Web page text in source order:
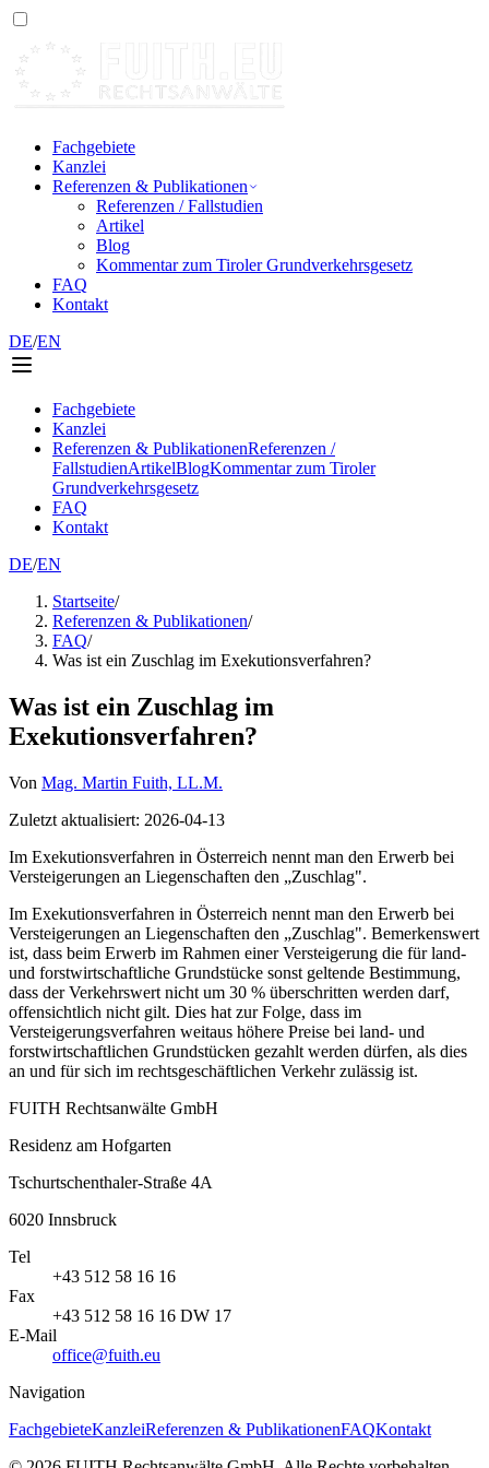
Fachgebiete
Kanzlei
Referenzen & Publikationen
Referenzen / Fallstudien
Artikel
Blog
Kommentar zum Tiroler Grundverkehrsgesetz
FAQ
Kontakt
DE/EN
Fachgebiete
Kanzlei
Referenzen & PublikationenReferenzen /
FallstudienArtikelBlogKommentar zum Tiroler
Grundverkehrsgesetz
FAQ
Kontakt
DE/EN
Startseite/
Referenzen & Publikationen/
FAQ/
Was ist ein Zuschlag im Exekutionsverfahren?
Was ist ein Zuschlag im
Exekutionsverfahren?
Von Mag. Martin Fuith, LL.M.
Zuletzt aktualisiert: 2026-04-13
Im Exekutionsverfahren in Österreich nennt man den Erwerb bei
Versteigerungen an Liegenschaften den „Zuschlag".
Im Exekutionsverfahren in Österreich nennt man den Erwerb bei
Versteigerungen an Liegenschaften den „Zuschlag". Bemerkenswert
ist, dass beim Erwerb im Rahmen einer Versteigerung die für land-
und forstwirtschaftliche Grundstücke sonst geltende Bestimmung,
dass der Verkehrswert nicht um 30 % überschritten werden darf,
offensichtlich nicht gilt. Dies hat zur Folge, dass im
Versteigerungsverfahren weitaus höhere Preise bei land- und
forstwirtschaftlichen Grundstücken gezahlt werden dürfen, als dies
an und für sich im rechtsgeschäftlichen Verkehr zulässig ist.
FUITH Rechtsanwälte GmbH
Residenz am Hofgarten
Tschurtschenthaler-Straße 4A
6020 Innsbruck
Tel
+43 512 58 16 16
Fax
+43 512 58 16 16 DW 17
E-Mail
office@fuith.eu
Navigation
FachgebieteKanzleiReferenzen & PublikationenFAQKontakt